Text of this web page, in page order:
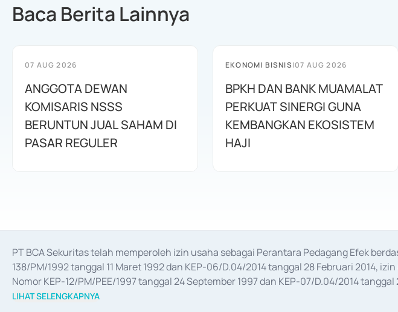
Baca Berita Lainnya
07 AUG 2026
ANGGOTA DEWAN
KOMISARIS NSSS
BERUNTUN JUAL SAHAM DI
PASAR REGULER
EKONOMI BISNIS|07 AUG 2026
BPKH DAN BANK MUAMALAT
PERKUAT SINERGI GUNA
KEMBANGKAN EKOSISTEM
HAJI
PT BCA Sekuritas telah memperoleh izin usaha sebagai Perantara Pedagang Efek
138/PM/1992 tanggal 11 Maret 1992 dan KEP-06/D.04/2014 tanggal 28 Februari 2014,
Nomor KEP-12/PM/PEE/1997 tanggal 24 September 1997 dan KEP-07/D.04/2014
merger, akuisisi, divestasi, dan
LIHAT SELENGKAPNYA